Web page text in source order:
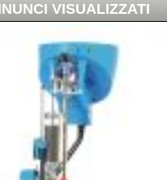
VISUALIZZATI